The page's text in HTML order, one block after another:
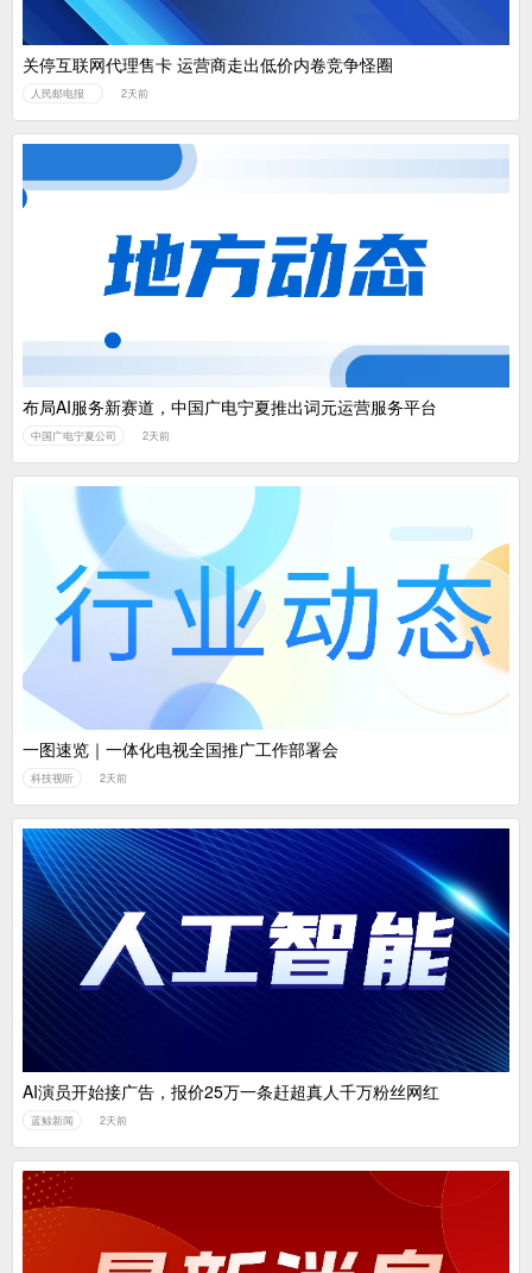
关停互联网代理售卡 运营商走出低价内卷竞争怪圈
人民邮电报 2天前
布局AI服务新赛道，中国广电宁夏推出词元运营服务平台
中国广电宁夏公司 2天前
一图速览｜一体化电视全国推广工作部署会
科技视听 2天前
AI演员开始接广告，报价25万一条赶超真人千万粉丝网红
蓝鲸新闻 2天前